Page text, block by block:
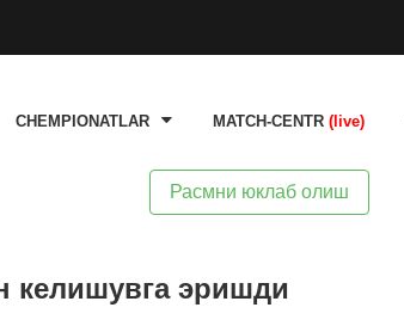
CHEMPIONATLAR MATCH-CENTR (live)
Расмни юклаб олиш
келишувга эришди